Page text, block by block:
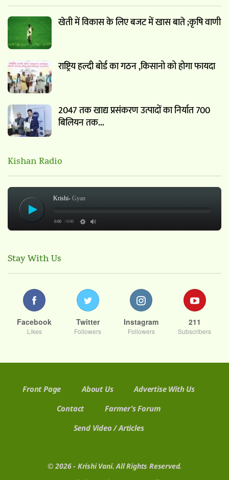
खेती में विकास के लिए बजट में खास बाते ;कृषि वाणी
राष्ट्रिय हल्दी बोर्ड का गठन ,किसानो को होगा फायदा
2047 तक खाद्य प्रसंकरण उत्पादों का निर्यात 700
बिलियन तक…
Kishan Radio
Krishi- Gyan
0:00 / 0:00
Stay With Us
Facebook
Likes
Twitter
Followers
Instagram
Followers
211
Subscribers
Front Page About Us
Advertise With Us
Contact
Farmer’s Forum
Send Video / Articles
© 2026 - Krishi Vani. All Rights Reserved.